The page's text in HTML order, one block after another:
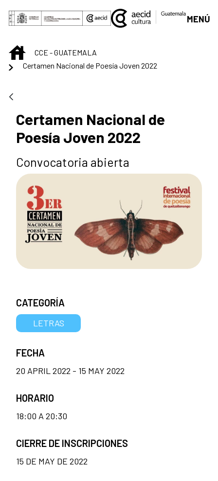
Skip to Main Content
MENÚ
INICIOCCE - GUATEMALA
Certamen Nacional de Poesía Joven 2022
Certamen Nacional de
Poesía Joven 2022
Convocatoria abierta
CATEGORÍA
LETRAS
FECHA
20 APRIL 2022 - 15 MAY 2022
HORARIO
18:00 A 20:30
CIERRE DE INSCRIPCIONES
15 DE MAY DE 2022